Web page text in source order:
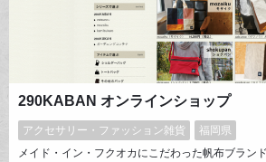
290KABAN オンラインショップ
アクセサリー・ファッション雑貨
福岡県
メイド・イン・フクオカにこだわった帆布ブラン